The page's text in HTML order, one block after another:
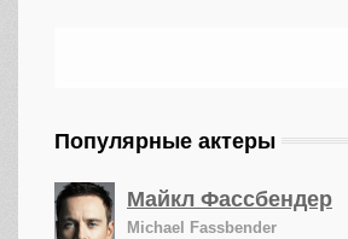
Популярные актеры
Майкл Фассбендер
Michael Fassbender